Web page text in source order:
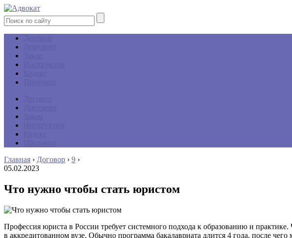
Главная › Договор › 9 ›
05.02.2023
Что нужно чтобы стать юристом
Профессия юриста в России требует системного подхода к образованию и
в аккредитованном вузе. Обычно программа бакалавриата длится 4 года, после